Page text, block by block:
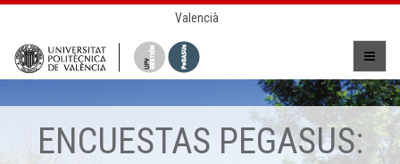
Valencià
ENCUESTAS PEGASUS: